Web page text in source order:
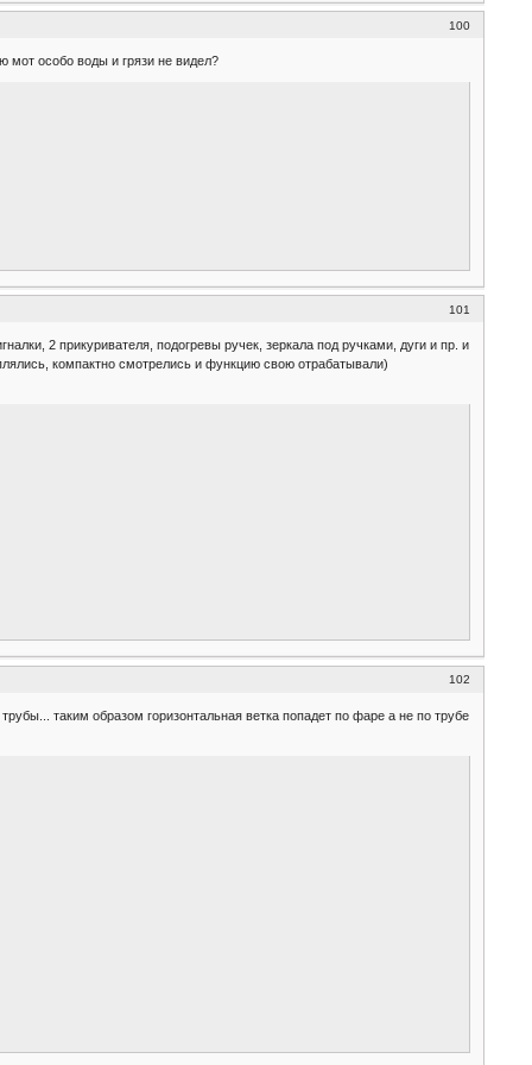
100
мот особо воды и грязи не видел?
101
2 прикуривателя, подогревы ручек, зеркала под ручками, дуги и пр. и
компактно смотрелись и функцию свою отрабатывали)
102
таким образом горизонтальная ветка попадет по фаре а не по трубе